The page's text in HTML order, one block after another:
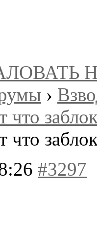
›
что
что
#3297